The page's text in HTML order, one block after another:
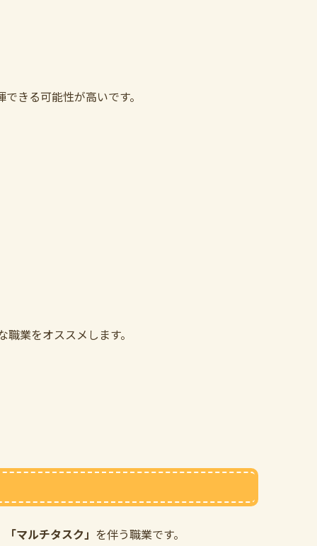
きる可能性が高いです。
業をオススメします。
「マルチタスク」 を伴う職業です。